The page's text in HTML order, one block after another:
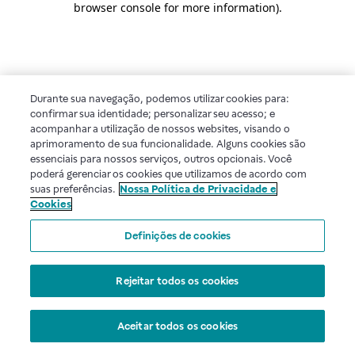
browser console for more information).
Durante sua navegação, podemos utilizar cookies para:
confirmar sua identidade; personalizar seu acesso; e
acompanhar a utilização de nossos websites, visando o
aprimoramento de sua funcionalidade. Alguns cookies são
essenciais para nossos serviços, outros opcionais. Você
poderá gerenciar os cookies que utilizamos de acordo com
suas preferências. Nossa Política de Privacidade e
Cookies
Definições de cookies
Rejeitar todos os cookies
Aceitar todos os cookies